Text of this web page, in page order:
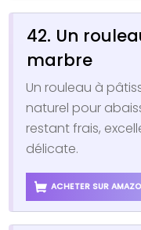
42. Un
marbre
Un rouleau à
naturel pour
restant frais,
délicate.
ACHETER SUR